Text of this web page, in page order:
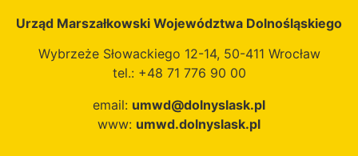
Urząd Marszałkowski Województwa Dolnośląskiego
Wybrzeże Słowackiego 12-14, 50-411 Wrocław
tel.: +48 71 776 90 00
email: umwd@dolnyslask.pl
www: umwd.dolnyslask.pl